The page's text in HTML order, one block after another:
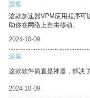
游客
这款加速器VPM应用程序可
助你在网络上自由移动。
2024-10-09
游客
这款软件简直是神器，解决
2024-10-09